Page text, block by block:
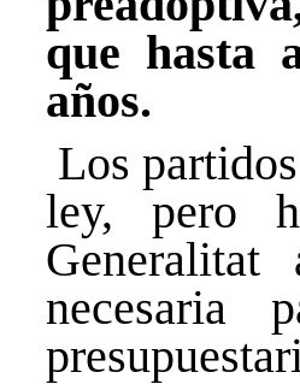
que hasta
años.
Los
ley, pero
Generalitat
necesaria